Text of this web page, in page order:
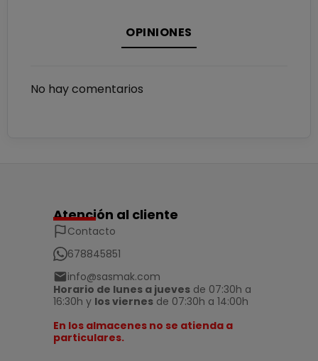
OPINIONES
No hay comentarios
Atención al cliente
Contacto
678845851
info@sasmak.com
Horario de lunes a jueves de 07:30h a
16:30h y los viernes de 07:30h a 14:00h
En los almacenes no se atienda a
particulares.